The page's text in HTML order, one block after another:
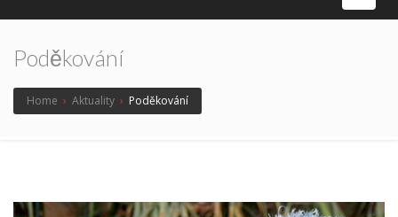
Poděkování
Home › Aktuality › Poděkování